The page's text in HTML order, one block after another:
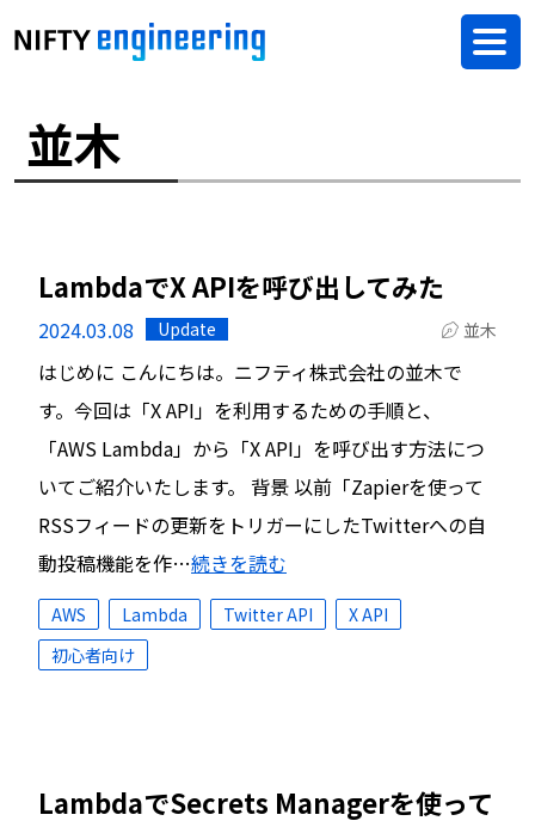
並木
LambdaでX APIを呼び出してみた
2024.03.08 Update 並木
はじめに こんにちは。ニフティ株式会社の並木で
す。今回は「X API」を利用するための手順と、
「AWS Lambda」から「X API」を呼び出す方法につ
いてご紹介いたします。 背景 以前「Zapierを使って
RSSフィードの更新をトリガーにしたTwitterへの自
動投稿機能を作…続きを読む
AWS Lambda Twitter API
X API
初心者向け
LambdaでSecrets Managerを使って